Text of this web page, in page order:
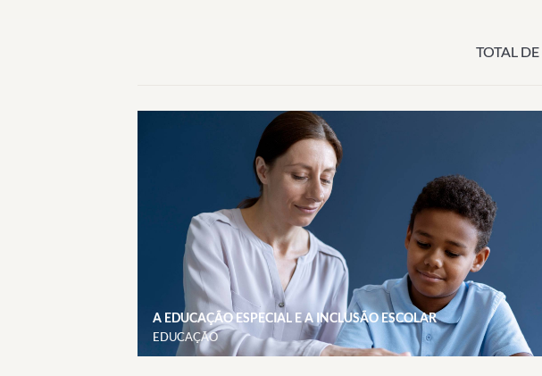
TOTAL DE
A EDUCAÇÃO ESPECIAL E A INCLUSÃO ESCOLAR
EDUCAÇÃO